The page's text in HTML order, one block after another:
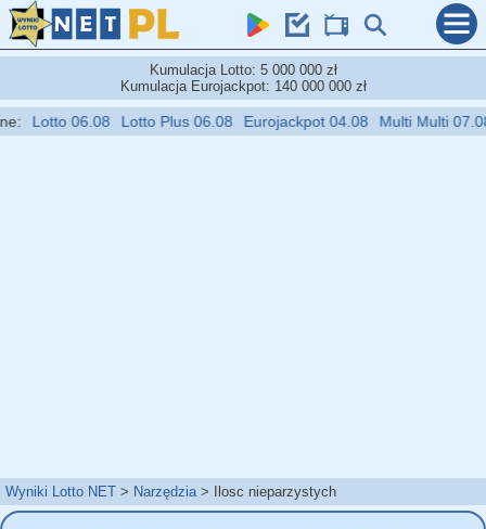
Kumulacja Lotto: 5 000 000 zł
Kumulacja Eurojackpot: 140 000 000 zł
Lotto 06.08 Lotto Plus 06.08 Eurojackpot 04.08 Multi Multi 07.08
Wyniki Lotto NET Narzędzia Ilosc nieparzystych